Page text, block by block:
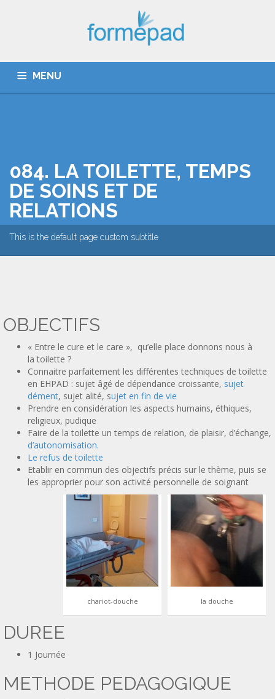
MENU
DÉROULEMENT
ACTUALITÉ
COUPE PATHOS ET GIRAGE
084. LA TOILETTE, TEMPS
DE SOINS ET DE
RELATIONS
This is the default page custom subtitle
OBJECTIFS
« Entre le cure et le care », qu’elle place donnons nous à
la toilette ?
Connaitre parfaitement les différentes techniques de toilette
en EHPAD : sujet âgé de dépendance croissante, sujet
dément, sujet alité, sujet en fin de vie
Prendre en considération les aspects humains, éthiques,
religieux, pudique
Faire de la toilette un temps de relation, de plaisir, d’échange,
d’autonomisation.
Le refus de toilette
Etablir en commun des objectifs précis sur le thème, puis se
les approprier pour son activité personnelle de soignant
la douche
chariot-douche
DUREE
1 Journée
METHODE PEDAGOGIQUE